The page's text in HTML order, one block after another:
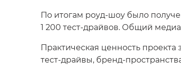
По итогам роуд-шоу было
1 200 тест-драйвов. Общий
Практическая ценность
тест-драйвы, бренд-